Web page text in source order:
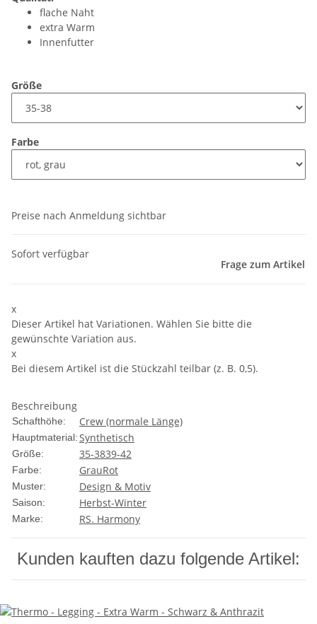
flache Naht
extra Warm
Innenfutter
Größe
Farbe
Preise nach Anmeldung sichtbar
Sofort verfügbar
Frage zum Artikel
x
Dieser Artikel hat Variationen. Wählen Sie bitte die
gewünschte Variation aus.
x
Bei diesem Artikel ist die Stückzahl teilbar (z. B. 0,5).
Beschreibung
Schafthöhe: Crew (normale Länge)
Hauptmaterial:Synthetisch
Größe: 35-3839-42
Farbe: GrauRot
Muster: Design & Motiv
Saison: Herbst-Winter
Marke: RS. Harmony
Kunden kauften dazu folgende Artikel: